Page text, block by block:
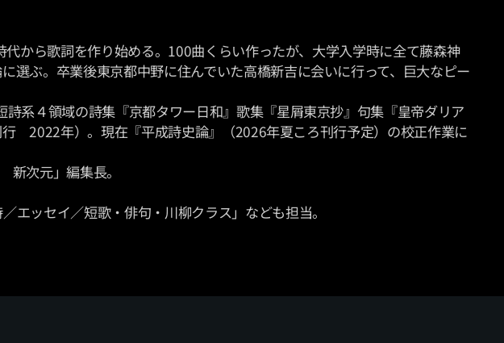
から歌詞を作り始める。100曲くらい作ったが、大学入学時に全て藤森神
選ぶ。卒業後東京都中野に住んでいた高橋新吉に会いに行って、巨大なピー
系４領域の詩集『京都タワー日和』歌集『星屑東京抄』句集『皇帝ダリア
2022年）。現在『平成詩史論』（2026年夏ころ刊行予定）の校正作業に
次元」編集長。
エッセイ／短歌・俳句・川柳クラス」なども担当。🐈